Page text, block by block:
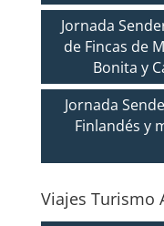
Jornada
de Fincas de
Bonita y
Jornada
Finlandés y
Viajes Turismo